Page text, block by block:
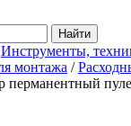
Найти
Инструменты,
монтажа /
перманентный